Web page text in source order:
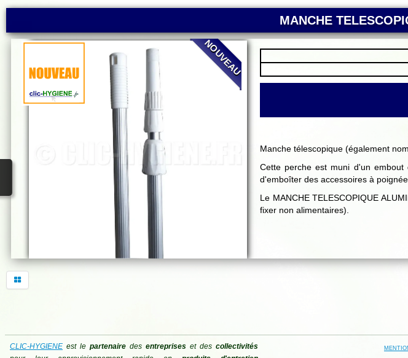
MANCHE
NOUVEAU
Manche télescopique (également
Cette perche est muni d'un
d'emboîter des accessoires à
Le MANCHE TELESCOPIQUE
fixer non alimentaires).
CLIC-HYGIENE est le partenairedes entrepriseset des collectivités